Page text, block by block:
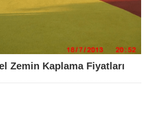
Zemin Kaplama Fiyatları